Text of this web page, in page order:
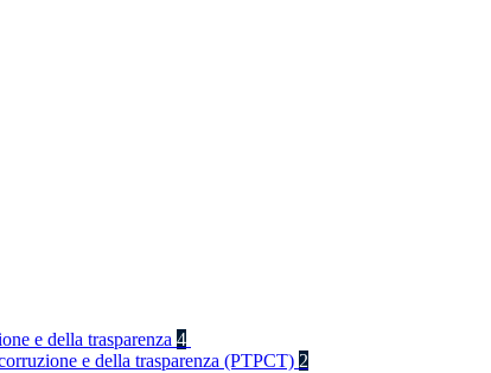
e della trasparenza 4
e della trasparenza (PTPCT) 2